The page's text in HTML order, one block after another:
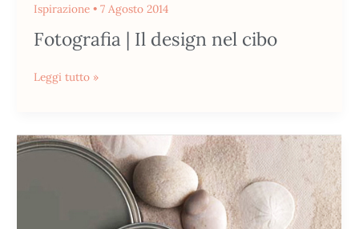
Ispirazione• 7 Agosto 2014
Fotografia | Il design nel cibo
Leggi tutto »
Soft